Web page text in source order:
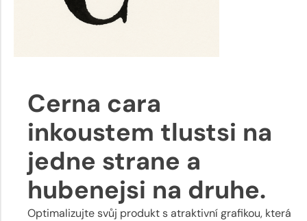
Cerna cara
inkoustem tlustsi na
jedne strane a
hubenejsi na druhe.
Optimalizujte svůj produkt s atraktivní grafikou, která